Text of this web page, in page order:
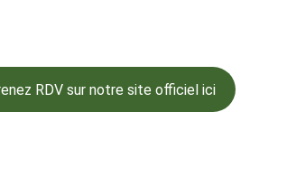
RDV sur notre site officiel ici